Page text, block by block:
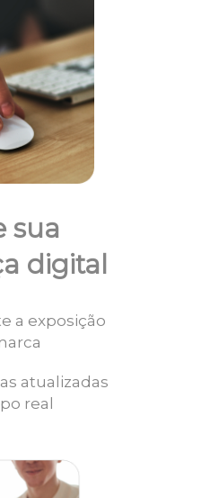
sua
digital
a exposição
atualizadas
real